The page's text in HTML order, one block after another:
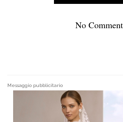
No
Messaggio pubblicitario